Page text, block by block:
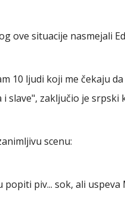
ove situacije nasmejali
10 ljudi koji me čekaju
i slave", zaključio je srpski
scenu:
popiti piv... sok, ali uspeva